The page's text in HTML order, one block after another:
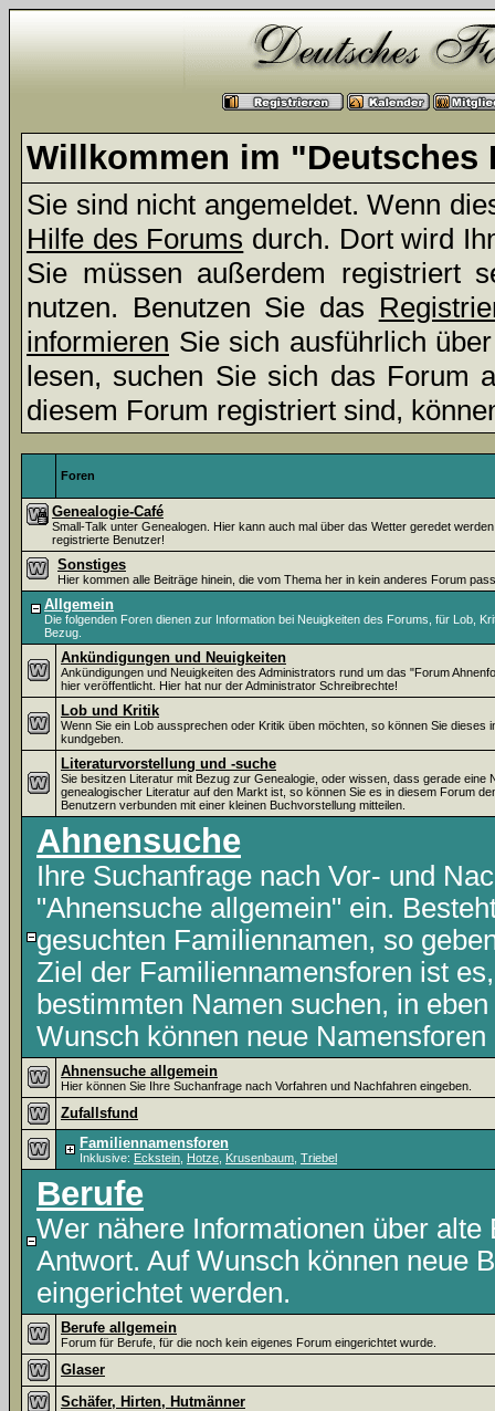
Willkommen im "Deutsches
Sie sind nicht angemeldet. Wenn
Hilfe des Forums durch. Dort wird
Sie müssen außerdem registriert
nutzen. Benutzen Sie das
informieren Sie sich ausführlich
lesen, suchen Sie sich das Forum
diesem Forum registriert sind,
Foren
Genealogie-Café
Small-Talk unter Genealogen. Hier kann auch mal über das Wetter geredet
registrierte Benutzer!
Sonstiges
Hier kommen alle Beiträge hinein, die vom Thema her in kein anderes Forum
Allgemein
Die folgenden Foren dienen zur Information bei Neuigkeiten des Forums, für Lob,
Bezug.
Ankündigungen und Neuigkeiten
Ankündigungen und Neuigkeiten des Administrators rund um das "Forum
hier veröffentlicht. Hier hat nur der Administrator Schreibrechte!
Lob und Kritik
Wenn Sie ein Lob aussprechen oder Kritik üben möchten, so können Sie dieses
kundgeben.
Literaturvorstellung und -suche
Sie besitzen Literatur mit Bezug zur Genealogie, oder wissen, dass gerade eine
genealogischer Literatur auf den Markt ist, so können Sie es in diesem Forum
Benutzern verbunden mit einer kleinen Buchvorstellung mitteilen.
Ahnensuche
Ihre Suchanfrage nach Vor- und
"Ahnensuche allgemein" ein.
gesuchten Familiennamen, so
Ziel der Familiennamensforen ist
bestimmten Namen suchen, in
Wunsch können neue
Ahnensuche allgemein
Hier können Sie Ihre Suchanfrage nach Vorfahren und Nachfahren eingeben.
Zufallsfund
Familiennamensforen
Inklusive: Eckstein Hotze Krusenbaum Triebel
Berufe
Wer nähere Informationen über
Antwort. Auf Wunsch können neue
eingerichtet werden.
Berufe allgemein
Forum für Berufe, für die noch kein eigenes Forum eingerichtet wurde.
Glaser
Schäfer, Hirten, Hutmänner